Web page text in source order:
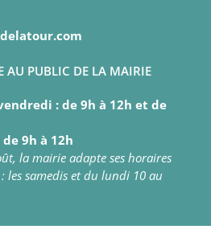
AU PUBLIC DE LA MAIRIE
: de 9h à 12h et de
9h à 12h
la mairie adapte ses horaires
les samedis et du lundi 10 au